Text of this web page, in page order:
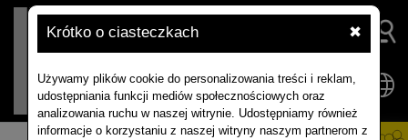
Krótko o ciasteczkach ✖
Używamy plików cookie do personalizowania treści i reklam,
udostępniania funkcji mediów społecznościowych oraz
analizowania ruchu w naszej witrynie. Udostępniamy również
informacje o korzystaniu z naszej witryny naszym partnerom z